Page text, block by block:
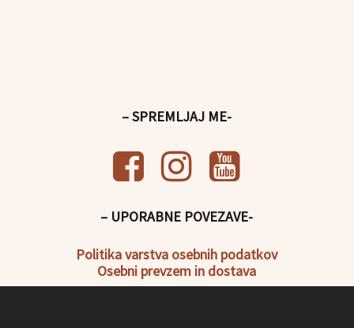
– SPREMLJAJ ME-
– UPORABNE POVEZAVE-
Politikavarstva osebnih podatkov
Osebni prevzem in dostava